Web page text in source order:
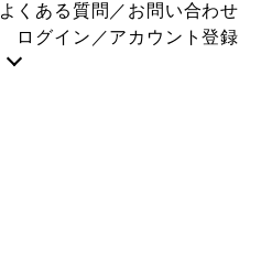
REGISTER
よくある質問／お問い合わせ
ログイン／アカウント登録